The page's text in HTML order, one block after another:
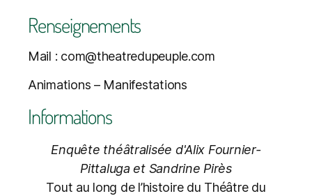
Renseignements
Mail : com@theatredupeuple.com
Animations – Manifestations
Informations
Enquête théâtralisée d'Alix Fournier-
Pittaluga et Sandrine Pirès
Tout au long de l’histoire du Théâtre du